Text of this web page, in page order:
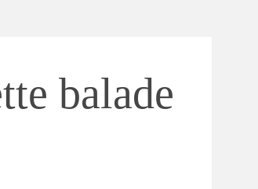
balade